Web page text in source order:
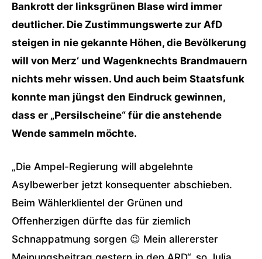
Bankrott der linksgrünen Blase wird immer
deutlicher. Die Zustimmungswerte zur AfD
steigen in nie gekannte Höhen, die Bevölkerung
will von Merz‘ und Wagenknechts Brandmauern
nichts mehr wissen. Und auch beim Staatsfunk
konnte man jüngst den Eindruck gewinnen,
dass er „Persilscheine“ für die anstehende
Wende sammeln möchte.
„Die Ampel-Regierung will abgelehnte
Asylbewerber jetzt konsequenter abschieben.
Beim Wählerklientel der Grünen und
Offenherzigen dürfte das für ziemlich
Schnappatmung sorgen 😉 Mein allererster